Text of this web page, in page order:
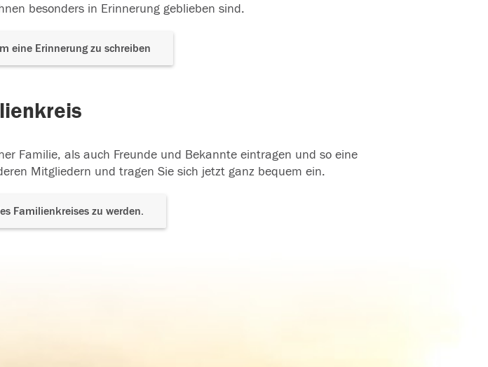
besonders in Erinnerung geblieben sind.
eine Erinnerung zu schreiben
Familie, als auch Freunde und Bekannte eintragen und so eine
Mitgliedern und tragen Sie sich jetzt ganz bequem ein.
Familienkreises zu werden.